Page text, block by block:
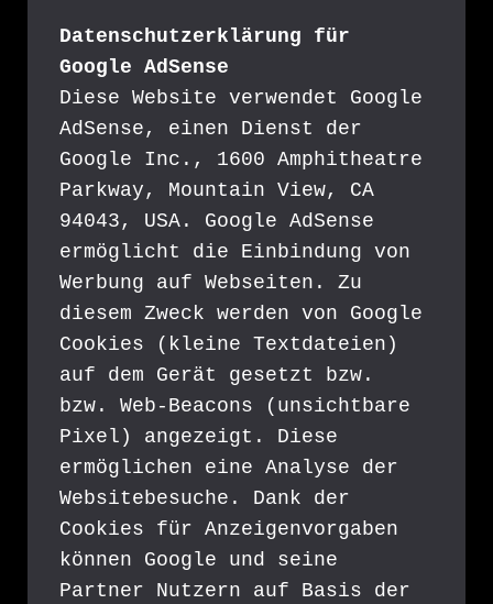
Datenschutzerklärung für
Google AdSense
Diese Website verwendet Google
AdSense, einen Dienst der
Google Inc., 1600 Amphitheatre
Parkway, Mountain View, CA
94043, USA. Google AdSense
ermöglicht die Einbindung von
Werbung auf Webseiten. Zu
diesem Zweck werden von Google
Cookies (kleine Textdateien)
auf dem Gerät gesetzt bzw.
bzw. Web-Beacons (unsichtbare
Pixel) angezeigt. Diese
ermöglichen eine Analyse der
Websitebesuche. Dank der
Cookies für Anzeigenvorgaben
können Google und seine
Partner Nutzern auf Basis der